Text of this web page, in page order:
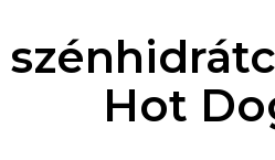
Hot